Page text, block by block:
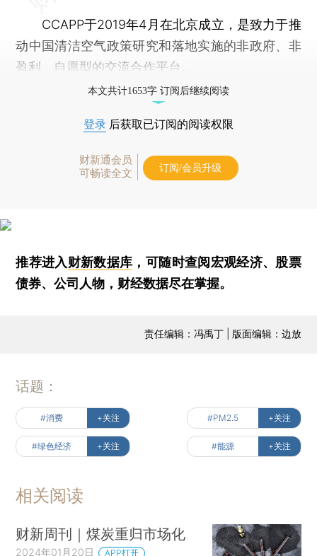
CCAPP于2019年4月在北京成立，是致力于推
动中国清洁空气政策研究和落地实施的非政府、非
盈利、自愿型的交流合作平台。
本文共计1653字 订阅后继续阅读
登录 后获取已订阅的阅读权限
财新通会员
可畅读全文
订阅/会员升级
推荐进入财新数据库 ，可随时查阅宏观经济、股票
债券、公司人物，财经数据尽在掌握。
责任编辑：冯禹丁 | 版面编辑：边放
话题：
#消费 +关注 #PM2.5 +关注
#绿色经济 +关注 #能源 +关注
相关阅读
财新周刊｜煤炭重归市场化
2024年01月20日 APP打开